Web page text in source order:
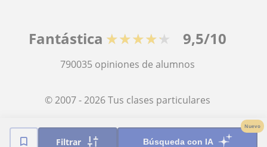
Filtrar Búsqueda con IA
Nuevo
Fantástica ★★★★★ 9,5/10
790035 opiniones de alumnos
© 2007 - 2026 Tus clases particulares
Mapa web:Profesores particulares